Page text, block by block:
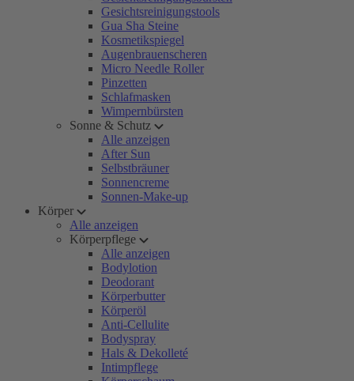
Gesichtsreinigungstools
Gua Sha Steine
Kosmetikspiegel
Augenbrauenscheren
Micro Needle Roller
Pinzetten
Schlafmasken
Wimpernbürsten
Sonne & Schutz
Alle anzeigen
After Sun
Selbstbräuner
Sonnencreme
Sonnen-Make-up
Körper
Alle anzeigen
Körperpflege
Alle anzeigen
Bodylotion
Deodorant
Körperbutter
Körperöl
Anti-Cellulite
Bodyspray
Hals & Dekolleté
Intimpflege